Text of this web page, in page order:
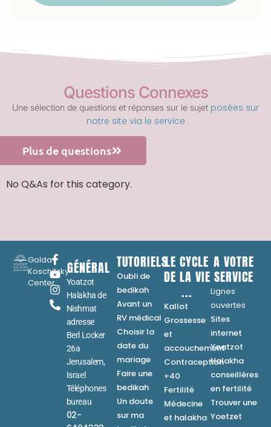
Questions Connexes
Une sélection de questions et réponses sur le sujet posées sur
notre site via le service
Plus de questions
No Q&As for this category.
Golda
Koschitzky
Center
GÉNÉRAL
Yoatzot
Halakha de
Nishmat
adresse
Berl Locker
26a
Jerusalem,
Israel
Téléphones
bureau
02-
TUTORIELS
Oubli de
bedikah
Avant un
RV médical
Choisir la
date du
mariage
Faire une
bedikah
Un doute
sur ma
LE CYCLE
DE LA VIE
...
Kallot
Grossesse
et
accouchement
Contraception
+40
Fertilité
Médecine
et halakha
A VOTRE
SERVICE
Lignes
ouvertes
Sites
internet
Yoatzot
Halakha
conseillères
en fertilité
Trouver une
Yoetzet